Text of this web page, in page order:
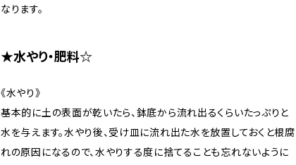
なります。
★水やり・肥料☆
《水やり》
基本的に土の表面が乾いたら、鉢底から流れ出るくらいたっぷりと
水を与えます。水やり後、受け皿に流れ出た水を放置しておくと根腐
れの原因になるので、水やりする度に捨てることも忘れないように